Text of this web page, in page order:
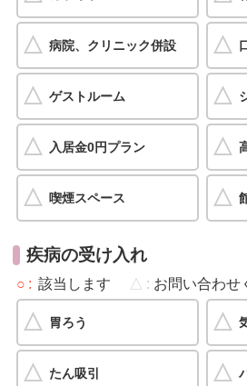
病院、クリニック併設
ゲストルーム
入居金0円プラン
喫煙スペース
疾病の受け入れ
○ 該当します △ お問い合わせ
胃ろう
たん吸引